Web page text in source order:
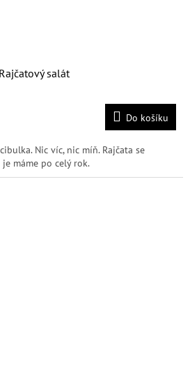
Rajčatový salát
Do košíku
Nic víc, nic míň. Rajčata se
máme po celý rok.